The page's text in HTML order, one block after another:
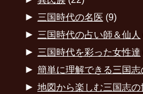
► 三国時代の名医 (9)
► 三国時代の占い師＆仙人
► 三国時代を彩った女性達
► 簡単に理解できる三国志
► 地図から楽しむ三国志の